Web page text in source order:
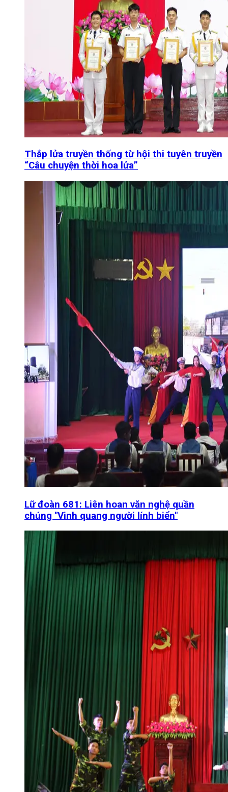
Thắp lửa truyền thống từ hội thi tuyên truyền
“Câu chuyện thời hoa lửa”
Lữ đoàn 681: Liên hoan văn nghệ quần
chúng "Vinh quang người lính biển"